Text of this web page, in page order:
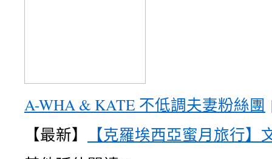
A-WHA & KATE 不低調夫妻粉絲團
【最新】
【克羅埃西亞蜜月旅行】